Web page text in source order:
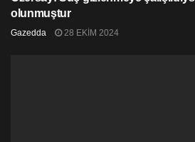
olunmuştur
Gazedda 28 EKIM 2024